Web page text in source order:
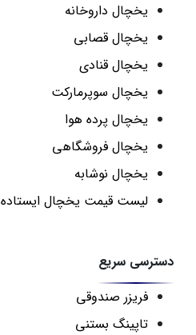
یخچال داروخانه
یخچال قصابی
یخچال قنادی
یخچال سوپرمارکت
یخچال پرده هوا
یخچال فروشگاهی
یخچال نوشابه
لیست قیمت یخچال ایستاده
دسترسی سریع
فریزر صندوقی
تاپینگ بستنی